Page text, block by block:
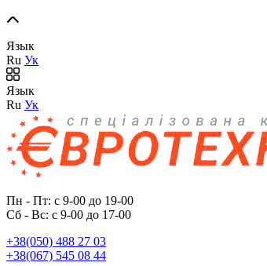
Язык
Ru Ук
Язык
Ru Ук
Пн - Пт: с 9-00 до 19-00
Сб - Вс: с 9-00 до 17-00
+38(050) 488 27 03
+38(067) 545 08 44